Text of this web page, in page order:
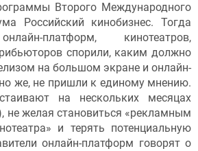
Второго Международного
Российский кинобизнес. Тогда
платформ, кинотеатров,
спорили, каким должно
на большом экране и онлайн-
же, не пришли к единому мнению.
на нескольких месяцах
не желая становиться «рекламным
и терять потенциальную
онлайн-платформ говорят о